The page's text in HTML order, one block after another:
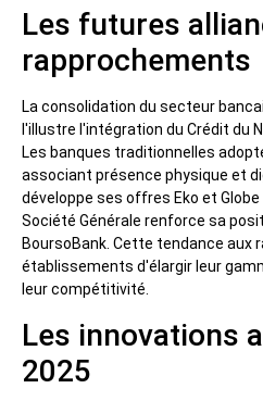
Les futures
rapprochements
La consolidation du secteur
l'illustre l'intégration du Crédit du
Les banques traditionnelles
associant présence physique et
développe ses offres Eko et
Société Générale renforce sa
BoursoBank. Cette tendance
établissements d'élargir leur
leur compétitivité.
Les innovations
2025